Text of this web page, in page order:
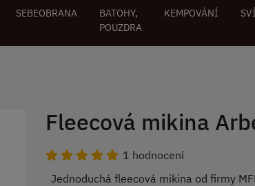
SEBEOBRANA
BATOHY,
POUZDRA
KEMPOVÁNÍ
Fleecová mikina
1 hodnocení
Jednoduchá fleecová mikina od firmy